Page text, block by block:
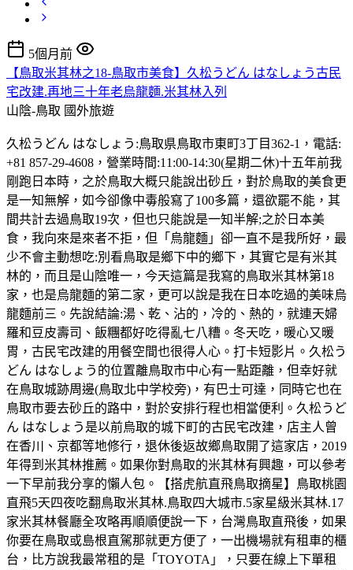
5個月前
【鳥取米其林之18-鳥取市美食】久松うどん はなしょう古民
宅改建.再地三十年老烏龍麵.米其林入列
山陰-鳥取 國外旅遊
久松うどん はなしょう:鳥取県鳥取市東町3丁目362-1，電話:
+81 857-29-4608，營業時間:11:00-14:30(星期二休)十五年前我
剛跑日本時，之於鳥取大概只能說出砂丘，對於鳥取的美食更
是一知無解，如今卻像中毒般寫了100多篇，還欲罷不能，其
間共計去過鳥取19次，但也只能說是一知半解;之於日本美
食，我向來是來者不拒，但「烏龍麵」卻一直不是我所好，最
少不會主動想吃:別看鳥取是鄉下中的鄉下，其實它是有米其
林的，而且是山陰唯一，今天這篇是我寫的鳥取米其林第18
家，也是烏龍麵的第二家，更可以說是我在日本吃過的美味烏
龍麵前三。先說結論:湯、乾、沾的，冷的、熱的，就連天婦
羅和豆皮壽司、飯糰都好吃得亂七八糟。冬天吃，暖心又暖
胃，古民宅改建的用餐空間也很得人心。打卡短影片。久松う
どん はなしょう的位置離鳥取市中心有一點距離，但幸好就
在鳥取城跡周邊(鳥取北中学校旁)，有巴士可達，同時它也在
鳥取市要去砂丘的路中，對於安排行程也相當便利。久松うど
ん はなしょう是以前烏取的城下町的古民宅改建，店主人曾
在香川、京都等地修行，退休後返故鄉鳥取開了這家店，2019
年得到米其林推薦。如果你對鳥取的米其林有興趣，可以參考
一下早前我分享的懶人包。【搭虎航直飛鳥取摘星】鳥取桃園
直飛5天四夜吃翻鳥取米其林.鳥取四大城市.5家星級米其林.17
家米其林餐廳全攻略再順順便說一下，台灣鳥取直飛後，如果
你要在鳥取或島根直駕那就更方便了，一出機場就有租車的櫃
台，比方說我最常租的是「TOYOTA」，只要在線上下單租